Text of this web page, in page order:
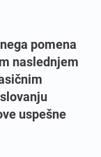
pomena
naslednjem
uspešne